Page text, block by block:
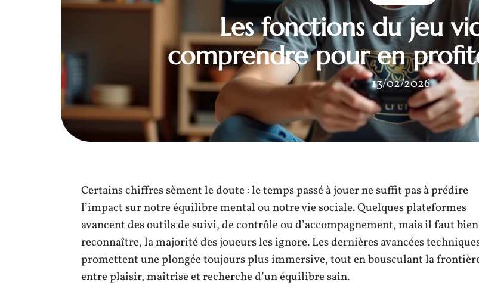
Les fonctions du jeu
comprendre pour en
13/02/2026
Certains chiffres sèment le doute : le temps passé à jouer ne suffit pas à prédire
l’impact sur notre équilibre mental ou notre vie sociale. Quelques plateformes
avancent des outils de suivi, de contrôle ou d’accompagnement, mais il faut
reconnaître, la majorité des joueurs les ignore. Les dernières avancées
promettent une plongée toujours plus immersive, tout en bousculant la
entre plaisir, maîtrise et recherche d’un équilibre sain.